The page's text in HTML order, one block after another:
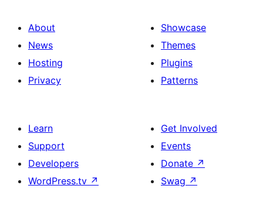
About
News
Hosting
Privacy
Showcase
Themes
Plugins
Patterns
Learn
Support
Developers
WordPress.tv ↗
Get Involved
Events
Donate ↗
Swag ↗